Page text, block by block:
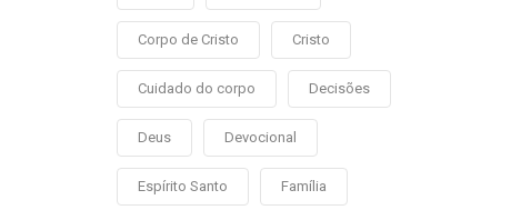
Corpo de Cristo Cristo
Cuidado do corpo Decisões
Deus Devocional
Espírito Santo Família